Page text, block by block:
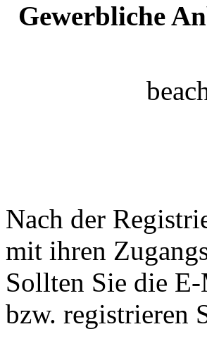
Gewerbliche
Nach der
mit ihren
Sollten Sie die
bzw. registrieren